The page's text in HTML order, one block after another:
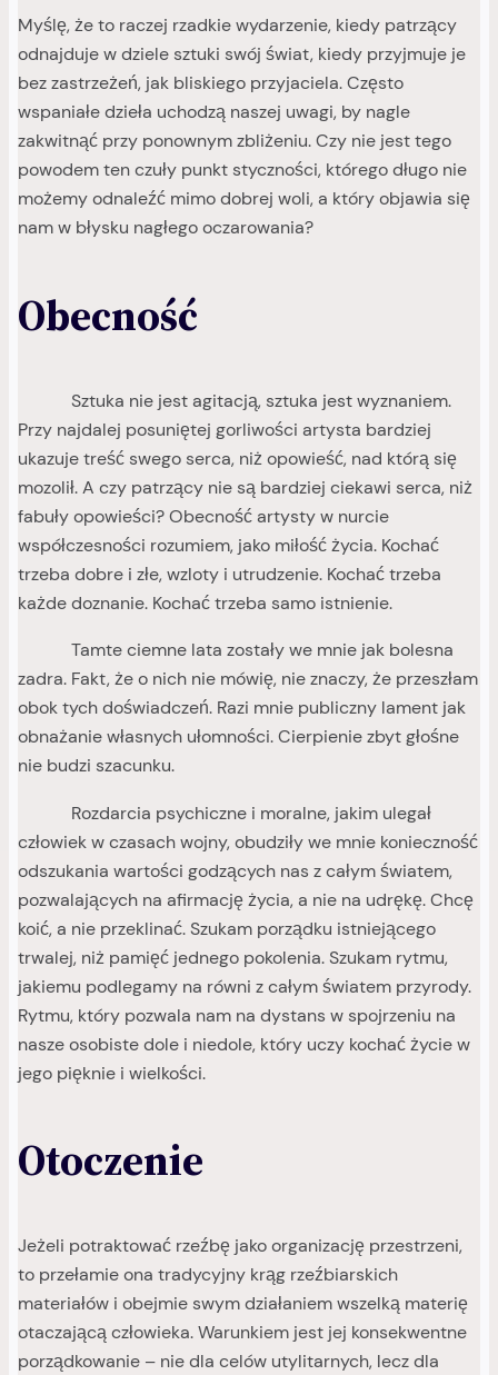
Myślę, że to raczej rzadkie wydarzenie, kiedy patrzący
odnajduje w dziele sztuki swój świat, kiedy przyjmuje je
bez zastrzeżeń, jak bliskiego przyjaciela. Często
wspaniałe dzieła uchodzą naszej uwagi, by nagle
zakwitnąć przy ponownym zbliżeniu. Czy nie jest tego
powodem ten czuły punkt styczności, którego długo nie
możemy odnaleźć mimo dobrej woli, a który objawia się
nam w błysku nagłego oczarowania?
Obecność
Sztuka nie jest agitacją, sztuka jest wyznaniem.
Przy najdalej posuniętej gorliwości artysta bardziej
ukazuje treść swego serca, niż opowieść, nad którą się
mozolił. A czy patrzący nie są bardziej ciekawi serca, niż
fabuły opowieści? Obecność artysty w nurcie
współczesności rozumiem, jako miłość życia. Kochać
trzeba dobre i złe, wzloty i utrudzenie. Kochać trzeba
każde doznanie. Kochać trzeba samo istnienie.
Tamte ciemne lata zostały we mnie jak bolesna
zadra. Fakt, że o nich nie mówię, nie znaczy, że przeszłam
obok tych doświadczeń. Razi mnie publiczny lament jak
obnażanie własnych ułomności. Cierpienie zbyt głośne
nie budzi szacunku.
Rozdarcia psychiczne i moralne, jakim ulegał
człowiek w czasach wojny, obudziły we mnie konieczność
odszukania wartości godzących nas z całym światem,
pozwalających na afirmację życia, a nie na udrękę. Chcę
koić, a nie przeklinać. Szukam porządku istniejącego
trwalej, niż pamięć jednego pokolenia. Szukam rytmu,
jakiemu podlegamy na równi z całym światem przyrody.
Rytmu, który pozwala nam na dystans w spojrzeniu na
nasze osobiste dole i niedole, który uczy kochać życie w
jego pięknie i wielkości.
Otoczenie
Jeżeli potraktować rzeźbę jako organizację przestrzeni,
to przełamie ona tradycyjny krąg rzeźbiarskich
materiałów i obejmie swym działaniem wszelką materię
otaczającą człowieka. Warunkiem jest jej konsekwentne
porządkowanie – nie dla celów utylitarnych, lecz dla